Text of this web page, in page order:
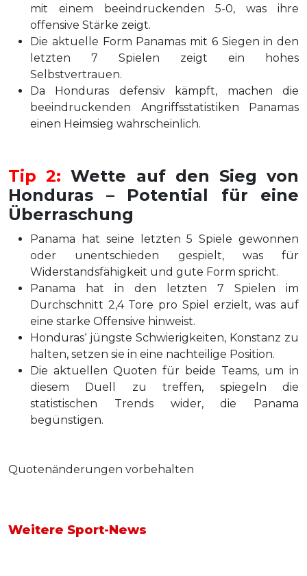
mit einem beeindruckenden 5-0, was ihre
offensive Stärke zeigt.
Die aktuelle Form Panamas mit 6 Siegen in den
letzten 7 Spielen zeigt ein hohes
Selbstvertrauen.
Da Honduras defensiv kämpft, machen die
beeindruckenden Angriffsstatistiken Panamas
einen Heimsieg wahrscheinlich.
Tip 2: Wette auf den Sieg von
Honduras – Potential für eine
Überraschung
Panama hat seine letzten 5 Spiele gewonnen
oder unentschieden gespielt, was für
Widerstandsfähigkeit und gute Form spricht.
Panama hat in den letzten 7 Spielen im
Durchschnitt 2,4 Tore pro Spiel erzielt, was auf
eine starke Offensive hinweist.
Honduras‘ jüngste Schwierigkeiten, Konstanz zu
halten, setzen sie in eine nachteilige Position.
Die aktuellen Quoten für beide Teams, um in
diesem Duell zu treffen, spiegeln die
statistischen Trends wider, die Panama
begünstigen.
Quotenänderungen vorbehalten
Weitere Sport-News